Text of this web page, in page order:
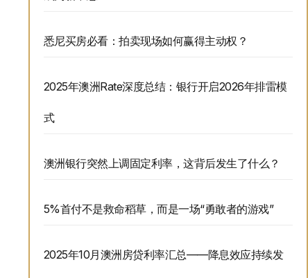
悉尼买房必看：拍卖现场如何赢得主动权？
2025年澳洲Rate深度总结：银行开启2026年排雷模
式
澳洲银行突然上调固定利率，这背后发生了什么？
5%首付不是救命稻草，而是一场“勇敢者的游戏”
2025年10月澳洲房贷利率汇总——降息效应持续发